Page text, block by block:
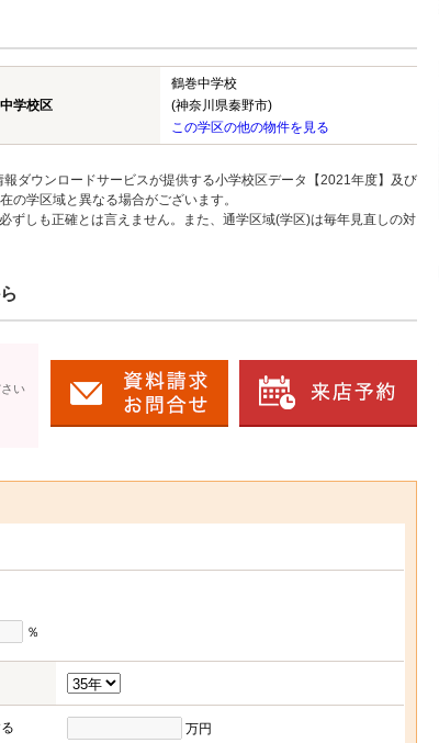
中学校区
鶴巻中学校
(神奈川県秦野市)
この学区の他の物件を見る
ダウンロードサービスが提供する小学校区データ【2021年度】及び
の学区域と異なる場合がございます。
ずしも正確とは言えません。また、通学区域(学区)は毎年見直しの対
い
％
万円